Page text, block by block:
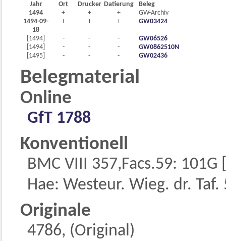
Jahr Ort Drucker Datierung
Beleg
1494
+ + +
GW-Archiv
1494-09-
18
+ + + GW03424
[1494] - - -
GW06526
[1494]
- - -
GW0862510N
[1495]
- - - GW02436
Belegmaterial
Online
GfT 1788
Konventionell
BMC VIII 357,Facs.59: 101G
Hae: Westeur. Wieg. dr. Taf.
Originale
4786, (Original)